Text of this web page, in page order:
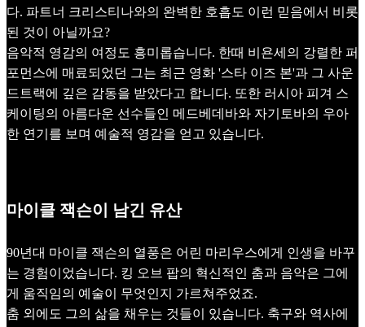
다. 파트너 크리스티나와의 완벽한 호흡도 이런 믿음에서 비롯
된 것이 아닐까요?
음악적 영감의 여정도 흥미롭습니다. 한때 비욘세의 강렬한 퍼
포먼스에 매료되었던 그는 최근 영화 '스타 이즈 본'과 그 사운
드트랙에 깊은 감동을 받았다고 합니다. 또한 러시아 피겨 스
케이팅의 아름다운 선수들인 메드베데바와 자기토바의 우아
한 연기를 보며 예술적 영감을 얻고 있습니다.
마이클 잭슨이 남긴 유산
90년대 마이클 잭슨의 열풍은 어린 마리우스에게 인생을 바꾸
는 경험이었습니다. 킹 오브 팝의 혁신적인 춤과 음악은 그에
게 움직임의 예술이 무엇인지 가르쳐주었죠.
춤 외에도 그의 삶을 채우는 것들이 있습니다. 축구와 역사에